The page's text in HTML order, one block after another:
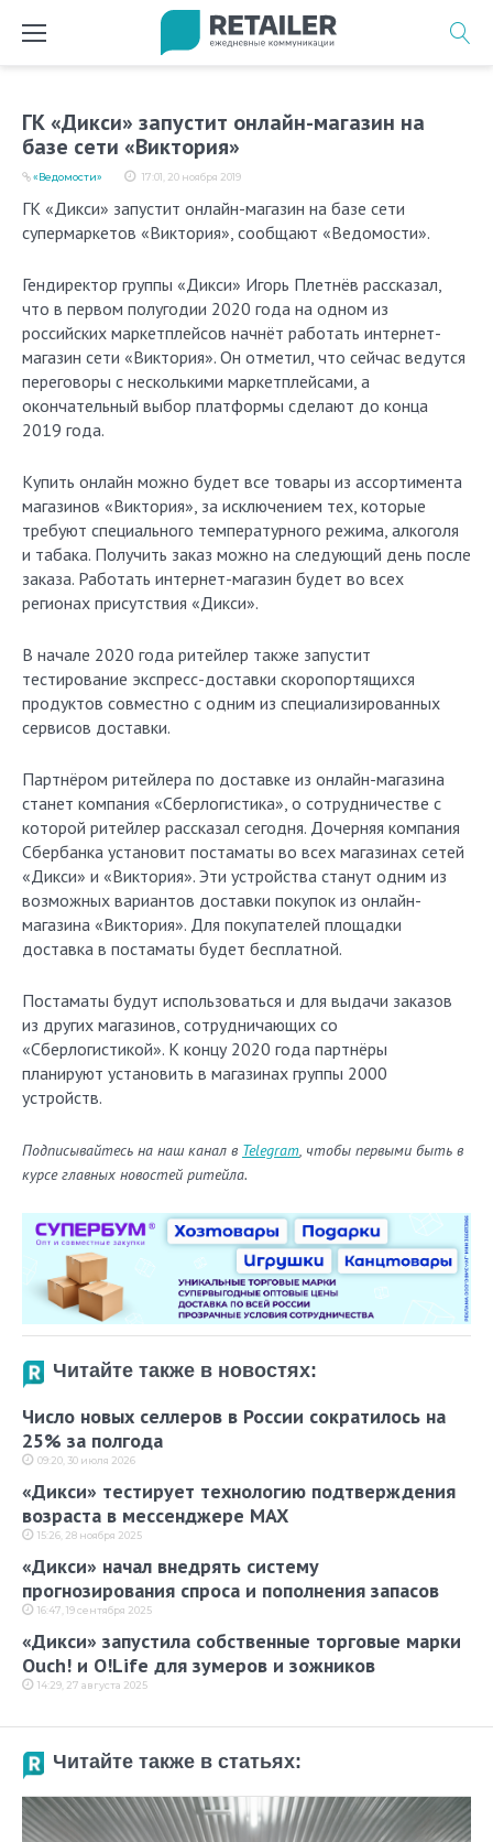
ГК «Дикси» запустит онлайн-магазин на
базе сети «Виктория»
17:01, 20 ноября 2019
«Ведомости»
ГК «Дикси» запустит онлайн-магазин на базе сети
супермаркетов «Виктория», сообщают «Ведомости».
Гендиректор группы «Дикси» Игорь Плетнёв рассказал,
что в первом полугодии 2020 года на одном из
российских маркетплейсов начнёт работать интернет-
магазин сети «Виктория». Он отметил, что сейчас ведутся
переговоры с несколькими маркетплейсами, а
окончательный выбор платформы сделают до конца
2019 года.
Купить онлайн можно будет все товары из ассортимента
магазинов «Виктория», за исключением тех, которые
требуют специального температурного режима, алкоголя
и табака. Получить заказ можно на следующий день после
заказа. Работать интернет-магазин будет во всех
регионах присутствия «Дикси».
В начале 2020 года ритейлер также запустит
тестирование экспресс-доставки скоропортящихся
продуктов совместно с одним из специализированных
сервисов доставки.
Партнёром ритейлера по доставке из онлайн-магазина
станет компания «Сберлогистика», о сотрудничестве с
которой ритейлер рассказал сегодня. Дочерняя компания
Сбербанка установит постаматы во всех магазинах сетей
«Дикси» и «Виктория». Эти устройства станут одним из
возможных вариантов доставки покупок из онлайн-
магазина «Виктория». Для покупателей площадки
доставка в постаматы будет бесплатной.
Постаматы будут использоваться и для выдачи заказов
из других магазинов, сотрудничающих со
«Сберлогистикой». К концу 2020 года партнёры
планируют установить в магазинах группы 2000
устройств.
Подписывайтесь на наш канал в Telegram, чтобы первыми быть в
курсе главных новостей ритейла.
Читайте также в новостях:
Число новых селлеров в России сократилось на
25% за полгода
09:20, 30 июля 2026
«Дикси» тестирует технологию подтверждения
возраста в мессенджере MAX
15:26, 28 ноября 2025
«Дикси» начал внедрять систему
прогнозирования спроса и пополнения запасов
16:47, 19 сентября 2025
«Дикси» запустила собственные торговые марки
Ouch! и O!Life для зумеров и зожников
14:29, 27 августа 2025
Читайте также в статьях: